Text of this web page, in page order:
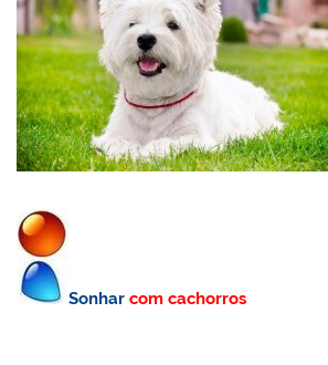
Sonhar com cachorros